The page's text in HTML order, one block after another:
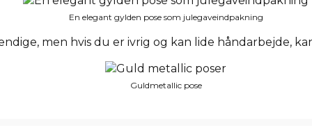
En elegant gylden pose som julegaveindpakning
men hvis du er ivrig og kan lide håndarbejde,
Guldmetallic pose